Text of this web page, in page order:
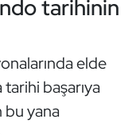
tarihinin
elde
tarihi başarıya
bu yana